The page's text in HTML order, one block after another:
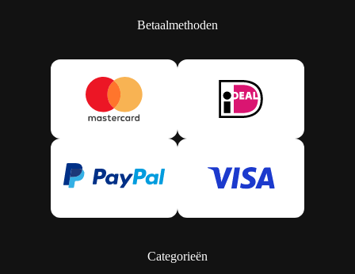
Betaalmethoden
Categorieën